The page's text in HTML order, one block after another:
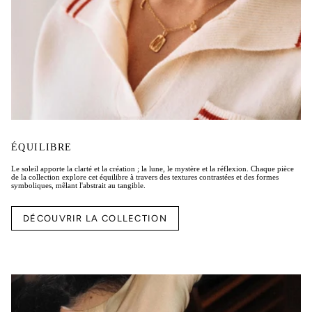
ÉQUILIBRE
Le soleil apporte la clarté et la création ; la lune, le mystère et la réflexion. Chaque pièce
de la collection explore cet équilibre à travers des textures contrastées et des formes
symboliques, mêlant l'abstrait au tangible.
DÉCOUVRIR LA COLLECTION